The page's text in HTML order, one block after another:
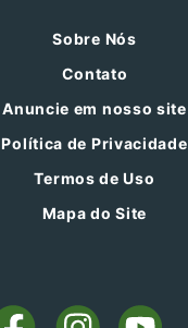
Sobre Nós
Contato
Anuncie em nosso site
Política de Privacidade
Termos de Uso
Mapa do Site